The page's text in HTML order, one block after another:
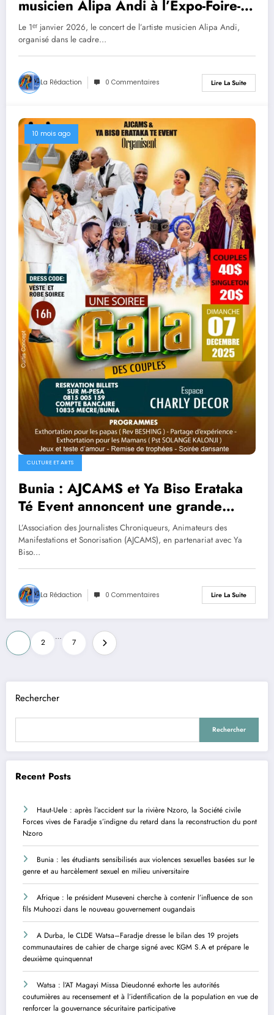
musicien Alipa Andi à l’Expo-Foire-
Kermesse de Tayokodho, organisé
par AJUMEDPHARM, couronné d’un
franc succès populaire
Le 1ᵉʳ janvier 2026, le concert de l’artiste musicien Alipa Andi,
organisé dans le cadre…
La Rédaction 0 Commentaires Lire La Suite
10 mois ago
CULTURE ET ARTS
Bunia : AJCAMS et Ya Biso Erataka
Té Event annoncent une grande
soirée gala des couples le 7
décembre 2025 à l’Espace Charly
Décor
L’Association des Journalistes Chroniqueurs, Animateurs des
Manifestations et Sonorisation (AJCAMS), en partenariat avec Ya
Biso…
La Rédaction 0 Commentaires Lire La Suite
Pagination
des
publications
2
…
7
Rechercher
Rechercher
Recent Posts
Haut-Uele : après l’accident sur la rivière Nzoro, la Société civile
Forces vives de Faradje s’indigne du retard dans la reconstruction du pont
Nzoro
Bunia : les étudiants sensibilisés aux violences sexuelles basées sur le
genre et au harcèlement sexuel en milieu universitaire
Afrique : le président Museveni cherche à contenir l’influence de son
fils Muhoozi dans le nouveau gouvernement ougandais
A Durba, le CLDE Watsa–Faradje dresse le bilan des 19 projets
communautaires de cahier de charge signé avec KGM S.A et prépare le
deuxième quinquennat
Watsa : l’AT Magayi Missa Dieudonné exhorte les autorités
coutumières au recensement et à l’identification de la population en vue de
renforcer la gouvernance sécuritaire participative